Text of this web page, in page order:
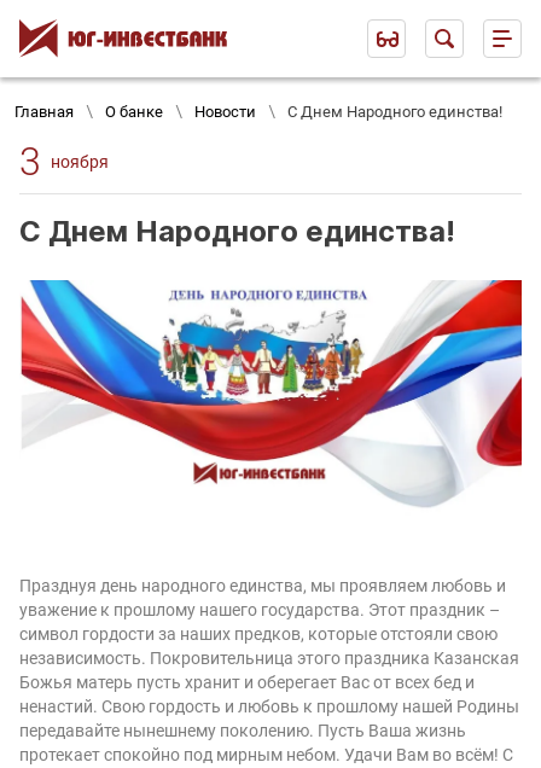
Главная О банке Новости С Днем Народного единства!
3 ноября
С Днем Народного единства!
Празднуя день народного единства, мы проявляем любовь и
уважение к прошлому нашего государства. Этот праздник –
символ гордости за наших предков, которые отстояли свою
независимость. Покровительница этого праздника Казанская
Божья матерь пусть хранит и оберегает Вас от всех бед и
ненастий. Свою гордость и любовь к прошлому нашей Родины
передавайте нынешнему поколению. Пусть Ваша жизнь
протекает спокойно под мирным небом. Удачи Вам во всём! С